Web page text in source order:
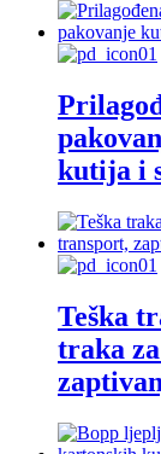
kutija i
Teška
traka